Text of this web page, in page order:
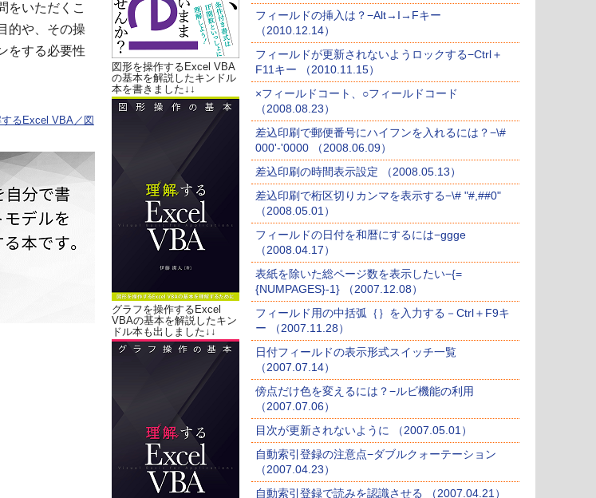
をいただくこ
的や、その操
をする必要性
るExcel VBA／図
図形を操作するExcel VBA
の基本を解説したキンドル
本を書きました↓↓
グラフを操作するExcel
VBAの基本を解説したキン
ドル本も出しました↓↓
フィールドの挿入は？−Alt→I→Fキー
（2010.12.14）
フィールドが更新されないようロックする−Ctrl＋
F11キー （2010.11.15）
×フィールドコート、○フィールドコード
（2008.08.23）
差込印刷で郵便番号にハイフンを入れるには？−\#
000'-'0000 （2008.06.09）
差込印刷の時間表示設定 （2008.05.13）
差込印刷で桁区切りカンマを表示する−\# "#,##0"
（2008.05.01）
フィールドの日付を和暦にするには−ggge
（2008.04.17）
表紙を除いた総ページ数を表示したい−{=
{NUMPAGES}-1} （2007.12.08）
フィールド用の中括弧｛｝を入力する－Ctrl＋F9キ
ー （2007.11.28）
日付フィールドの表示形式スイッチ一覧
（2007.07.14）
傍点だけ色を変えるには？−ルビ機能の利用
（2007.07.06）
目次が更新されないように （2007.05.01）
自動索引登録の注意点−ダブルクォーテーション
（2007.04.23）
自動索引登録で読みを認識させる （2007.04.21）